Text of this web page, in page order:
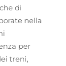
di
nella
per
treni,